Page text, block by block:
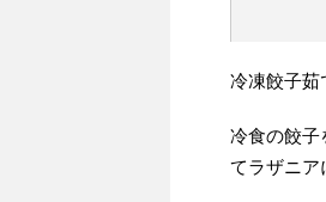
冷凍餃子茹
冷食の餃子
てラザニア